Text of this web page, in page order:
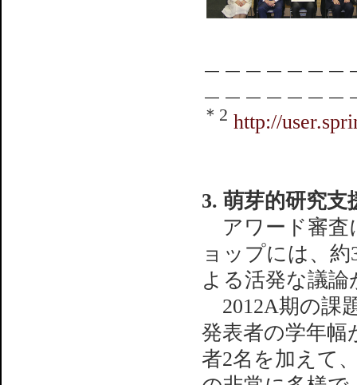
＊2 http://
3. 萌芽的研究
アワード審査
ョップには、
よる活発な議
2012A期の課
発表者の学年
者2名を加えて